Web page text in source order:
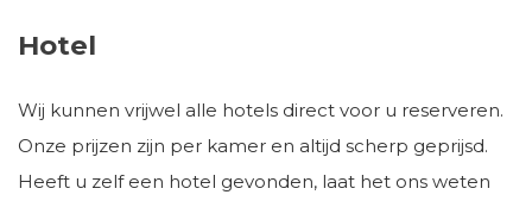
Hotel
Wij kunnen vrijwel alle hotels direct voor u reserveren.
Onze prijzen zijn per kamer en altijd scherp geprijsd.
Heeft u zelf een hotel gevonden, laat het ons weten